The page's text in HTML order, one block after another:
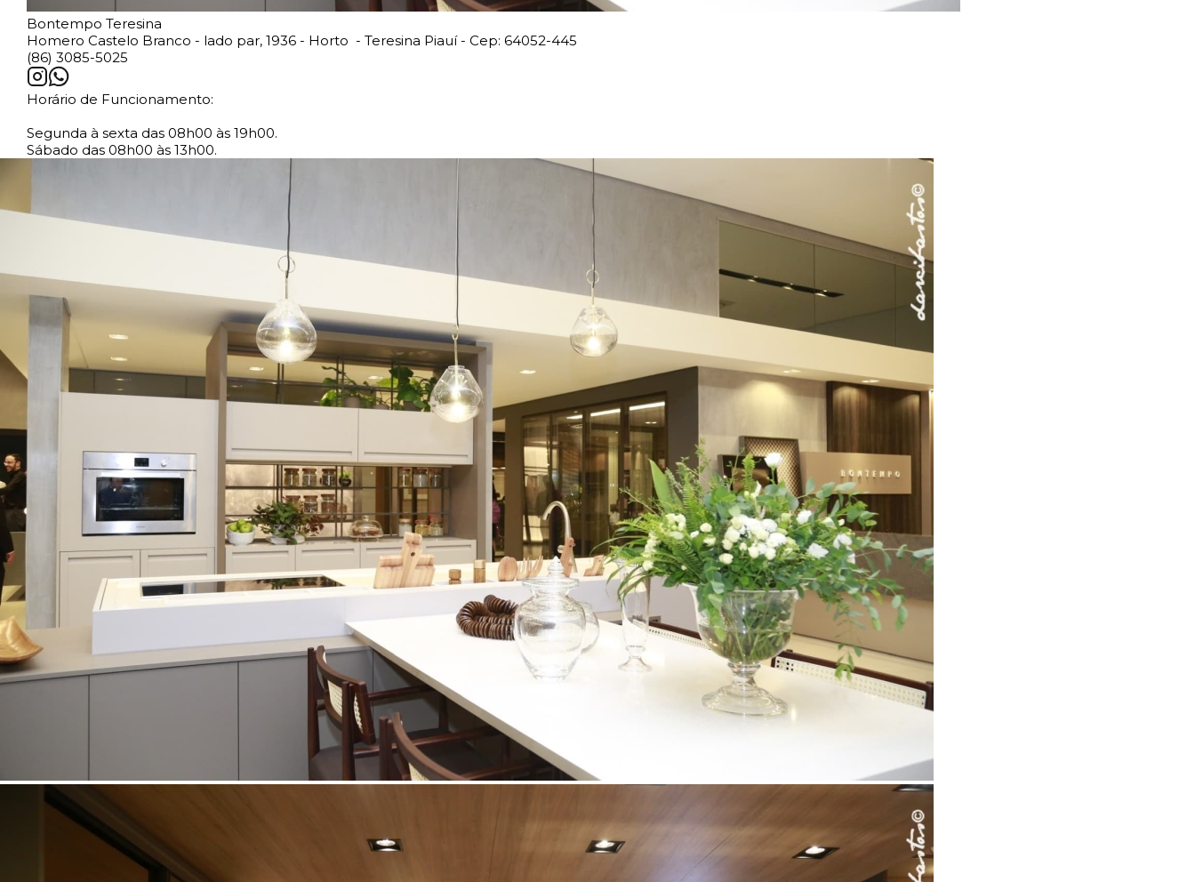
Bontempo Teresina
Homero Castelo Branco - lado par, 1936 - Horto - Teresina Piauí - Cep: 64052-445
(86) 3085-5025
Horário de Funcionamento:
Segunda à sexta das 08h00 às 19h00.
Sábado das 08h00 às 13h00.